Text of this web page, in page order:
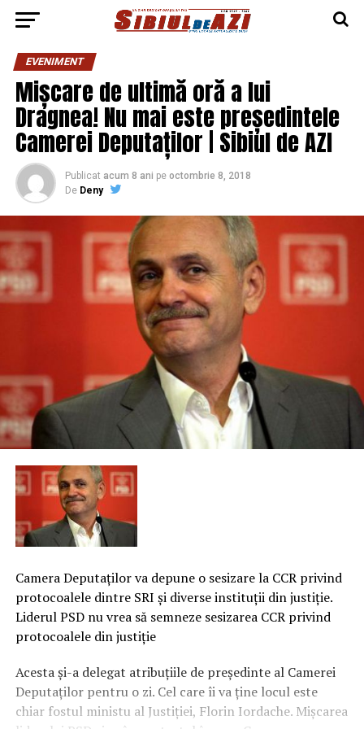
EVENIMENT
Mișcare de ultimă oră a lui
Dragnea! Nu mai este președintele
Camerei Deputaților | Sibiul de AZI
Publicat acum 8 ani pe octombrie 8, 2018
De Deny
Camera Deputaţilor va depune o sesizare la CCR privind
protocoalele dintre SRI şi diverse instituţii din justiţie.
Liderul PSD nu vrea să semneze sesizarea CCR privind
protocoalele din justiţie
Acesta şi-a delegat atribuţiile de preşedinte al Camerei
Deputaţilor pentru o zi. Cel care îi va ţine locul este
chiar fostul ministu al Justiţiei, Florin Iordache. Mişcarea